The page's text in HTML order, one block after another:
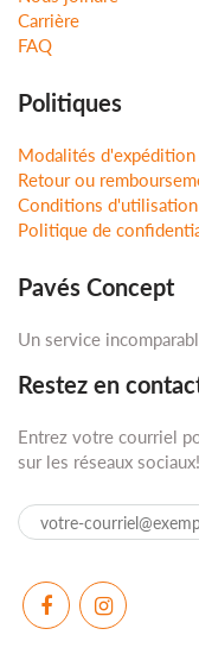
Carrière
FAQ
Politiques
Modalités d'expédition
Retour ou
Conditions d'utilisation
Politique de
Pavés Concept
Un service
Restez en
Entrez votre courriel
sur les réseaux sociaux!